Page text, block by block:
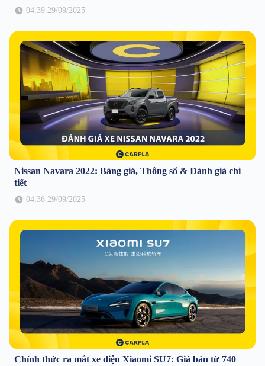
04:39 29/09/2025
Nissan Navara 2022: Bảng giá, Thông số & Đánh giá chi
tiết
04:36 29/09/2025
Chính thức ra mắt xe điện Xiaomi SU7: Giá bán từ 740